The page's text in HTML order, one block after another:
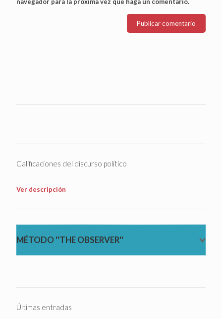
Calificaciones del discurso político
Ver descripción
MÉTODO ''THE OBSERVER''
Últimas entradas